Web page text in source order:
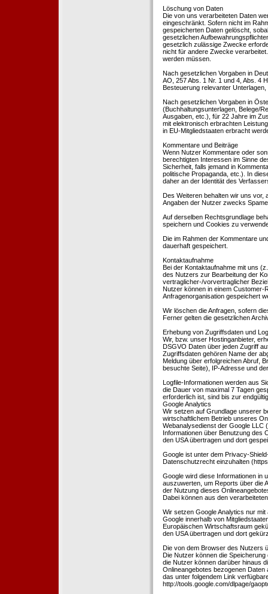
Löschung von Daten
Die von uns verarbeiteten Daten
eingeschränkt. Sofern nicht im
gespeicherten Daten gelöscht,
gesetzlichen
gesetzlich zulässige Zwecke
nicht für andere Zwecke
werden müssen.
Nach gesetzlichen Vorgaben in
AO, 257 Abs. 1 Nr. 1 und 4, Abs. 4
Besteuerung relevanter
Nach gesetzlichen Vorgaben in
(Buchhaltungsunterlagen, Belege/
Ausgaben, etc.), für 22 Jahre im
mit elektronisch erbrachten
in EU-Mitgliedstaaten erbracht
Kommentare und Beiträge
Wenn Nutzer Kommentare oder
berechtigten Interessen im Sinne
Sicherheit, falls jemand in
politische Propaganda, etc.). In
daher an der Identität des
Des Weiteren behalten wir uns vor,
Angaben der Nutzer zwecks
Auf derselben Rechtsgrundlage
speichern und Cookies zu
Die im Rahmen der Kommentare
dauerhaft gespeichert.
Kontaktaufnahme
Bei der Kontaktaufnahme mit uns
des Nutzers zur Bearbeitung der
vertraglicher-/vorvertraglicher
Nutzer können in einem Customer-
Anfragenorganisation gespeichert
Wir löschen die Anfragen, sofern
Ferner gelten die gesetzlichen
Erhebung von Zugriffsdaten und
Wir, bzw. unser Hostinganbieter,
DSGVO Daten über jeden Zugriff
Zugriffsdaten gehören Name der
Meldung über erfolgreichen Abruf,
besuchte Seite), IP-Adresse und
Logfile-Informationen werden aus
die Dauer von maximal 7 Tagen
erforderlich ist, sind bis zur
Google Analytics
Wir setzen auf Grundlage unserer
wirtschaftlichem Betrieb unseres
Webanalysedienst der Google LLC
Informationen über Benutzung des
den USA übertragen und dort
Google ist unter dem Privacy-
Datenschutzrecht einzuhalten
Google wird diese Informationen in
auszuwerten, um Reports über die
der Nutzung dieses
Dabei können aus den
Wir setzen Google Analytics nur
Google innerhalb von
Europäischen Wirtschaftsraum
den USA übertragen und dort
Die von dem Browser des Nutzers
Die Nutzer können die
die Nutzer können darüber hinaus
Onlineangebotes bezogenen
das unter folgendem Link
http://tools.google.com/dlpage/